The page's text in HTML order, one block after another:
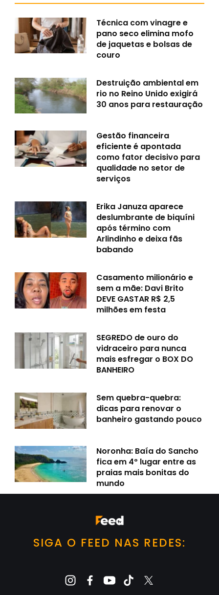
Técnica com vinagre e
pano seco elimina mofo
de jaquetas e bolsas de
couro
Destruição ambiental em
rio no Reino Unido exigirá
30 anos para restauração
Gestão financeira
eficiente é apontada
como fator decisivo para
qualidade no setor de
serviços
Erika Januza aparece
deslumbrante de biquíni
após término com
Arlindinho e deixa fãs
babando
Casamento milionário e
sem a mãe: Davi Brito
DEVE GASTAR R$ 2,5
milhões em festa
SEGREDO de ouro do
vidraceiro para nunca
mais esfregar o BOX DO
BANHEIRO
Sem quebra-quebra:
dicas para renovar o
banheiro gastando pouco
Noronha: Baía do Sancho
fica em 4º lugar entre as
praias mais bonitas do
mundo
SIGA O FEED NAS REDES: